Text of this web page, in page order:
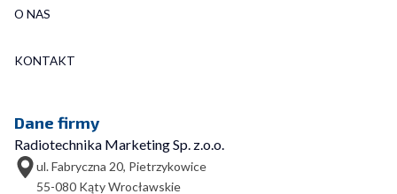
O NAS
KONTAKT
Dane firmy
Radiotechnika Marketing Sp. z.o.o.
ul. Fabryczna 20, Pietrzykowice
55-080 Kąty Wrocławskie